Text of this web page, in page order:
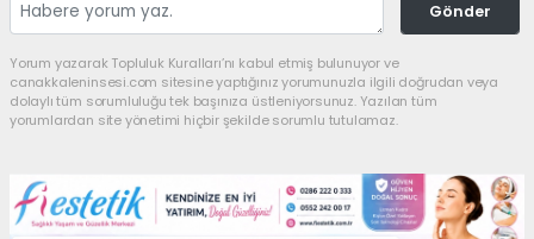
Gönder
Yorum yazarak Topluluk Kuralları’nı kabul etmiş bulunuyor ve
canakkaleninsesi.com sitesine yaptığınız yorumunuzla ilgili doğrudan veya
dolaylı tüm sorumluluğu tek başınıza üstleniyorsunuz. Yazılan tüm
yorumlardan site yönetimi hiçbir şekilde sorumlu tutulamaz.